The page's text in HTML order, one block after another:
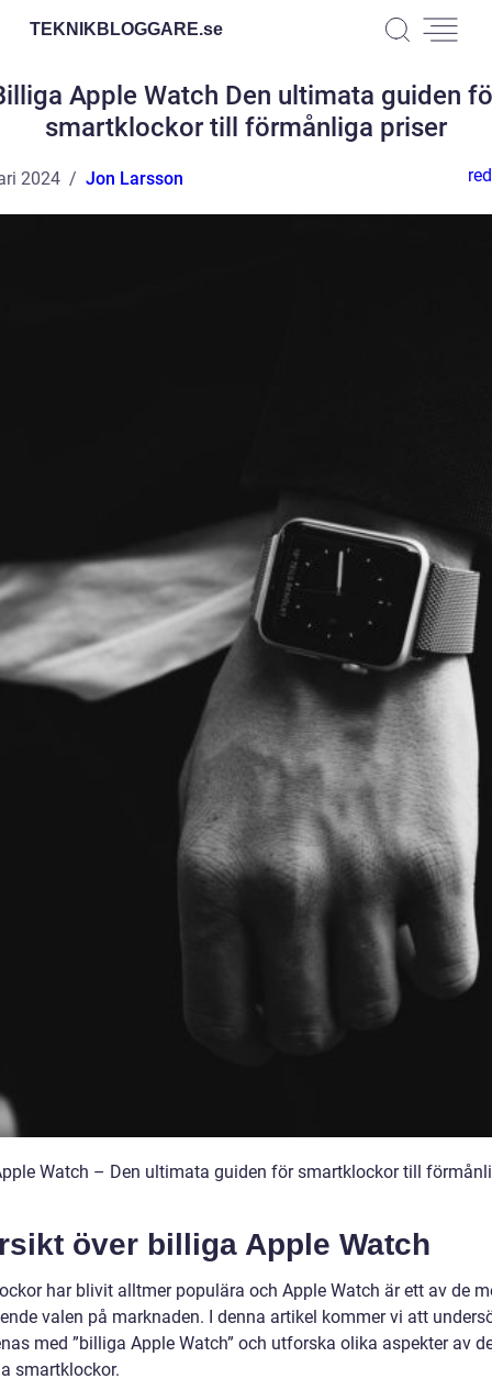
TEKNIKBLOGGARE.se
Apple Watch Den ultimata guiden
smartklockor till förmånliga priser
2024 Jon Larsson
Watch – Den ultimata guiden för smartklockor till
över billiga Apple Watch
har blivit alltmer populära och Apple Watch är ett av de
valen på marknaden. I denna artikel kommer vi att
med ”billiga Apple Watch” och utforska olika aspekter av
smartklockor.